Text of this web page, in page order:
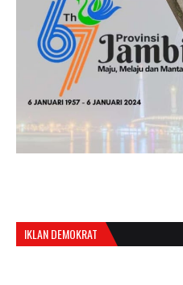
IKLAN DEMOKRAT